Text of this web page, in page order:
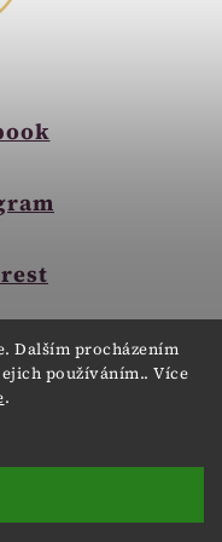
Dalším procházením
používáním.. Více
.